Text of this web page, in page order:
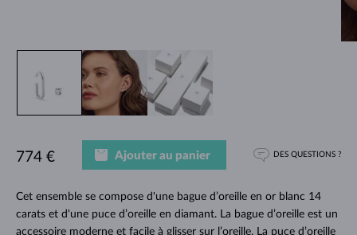
Cet ensemble se compose d'une bague d’oreille en or blanc 14
carats et d'une puce d’oreille en diamant. La bague d’oreille est un
accessoire moderne et facile à glisser sur l’oreille. La puce d’oreille
774 € Ajouter au panier DES QUESTIONS ?